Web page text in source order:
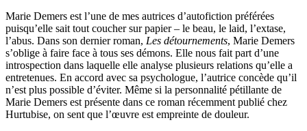
Marie Demers est l’une de mes autrices d’autofiction préférées
puisqu’elle sait tout coucher sur papier – le beau, le laid, l’extase,
l’abus. Dans son dernier roman, Les détournements, Marie Demers
s’oblige à faire face à tous ses démons. Elle nous fait part d’une
introspection dans laquelle elle analyse plusieurs relations qu’elle a
entretenues. En accord avec sa psychologue, l’autrice concède qu’il
n’est plus possible d’éviter. Même si la personnalité pétillante de
Marie Demers est présente dans ce roman récemment publié chez
Hurtubise, on sent que l’œuvre est empreinte de douleur.